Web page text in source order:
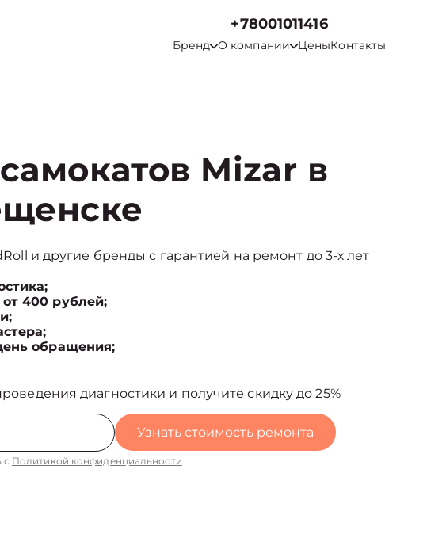
+78001011416
Бренд О компании ЦеныКонтакты
Mizar в
и другие бренды с гарантией на ремонт до 3-х лет
400 рублей;
обращения;
диагностики и получите скидку до 25%
Узнать стоимость ремонта
с Политикой конфиденциальности